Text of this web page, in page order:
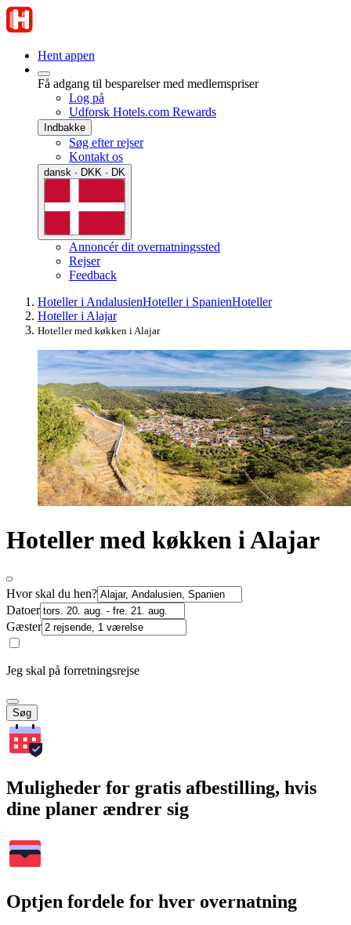
Hent appen
Få adgang til besparelser med medlemspriser
Log på
Udforsk Hotels.com Rewards
Indbakke
Søg efter rejser
Kontakt os
dansk · DKK · DK
Annoncér dit overnatningssted
Rejser
Feedback
Hoteller i AndalusienHoteller i SpanienHoteller
Hoteller i Alajar
Hoteller med køkken i Alajar
Hoteller med køkken i Alajar
Hvor skal du hen?
Datoer
Gæster
Jeg skal på forretningsrejse
Søg
Muligheder for gratis afbestilling, hvis
dine planer ændrer sig
Optjen fordele for hver overnatning